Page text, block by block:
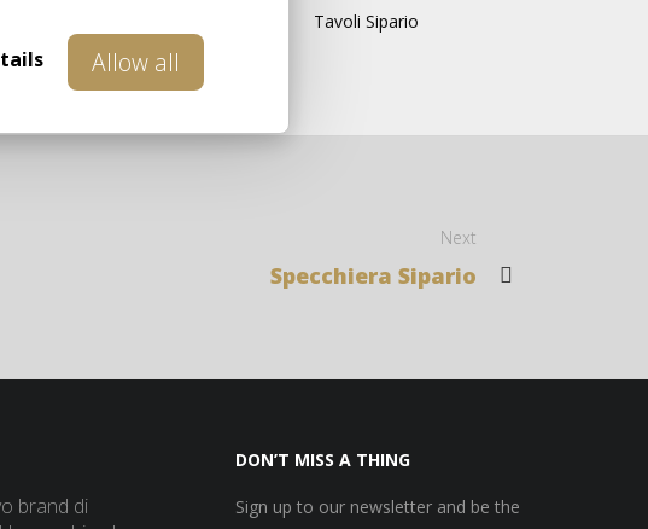
Allow all
Tavoli Sipario
Next
Specchiera Sipario
brand di
DON’T MISS A THING
Sign up to our newsletter and be the